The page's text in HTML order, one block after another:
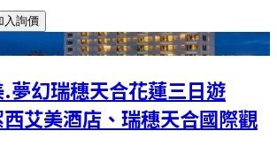
入詢價
夢幻瑞穗天合花蓮三日遊
西艾美酒店、瑞穗天合國際觀